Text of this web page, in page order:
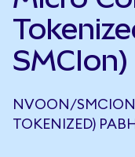
SMCIon)
NVOON/
TOKENIZED)